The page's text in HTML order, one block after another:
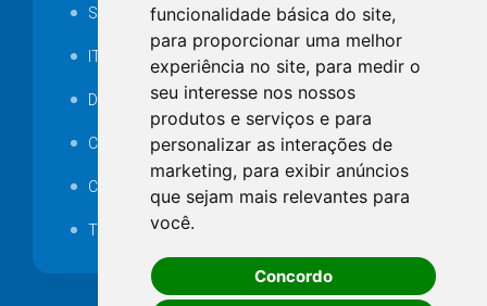
funcionalidade básica do site,
para proporcionar uma melhor
experiência no site, para medir o
seu interesse nos nossos
produtos e serviços e para
personalizar as interações de
marketing, para exibir anúncios
que sejam mais relevantes para
você.
Concordo
Serviços Técnicos TI
ITR
Desapropriações
Catalogo Eletrônico de Padronização
Consórcios Municipais
Telefones Úteis